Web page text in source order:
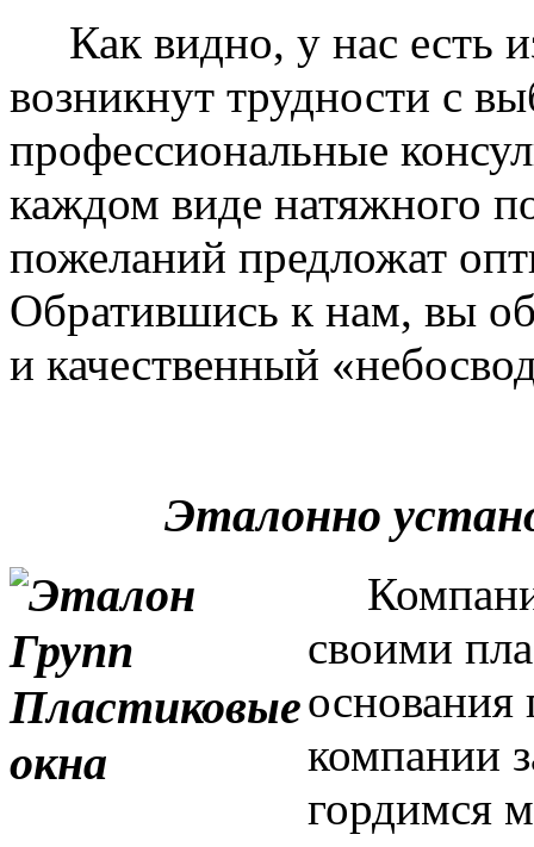
Как видно, у нас есть
возникнут трудности с
профессиональные
каждом виде натяжного
пожеланий предложат
Обратившись к нам, вы
и качественный
Эталонно
своими
основания
компании
гордимся